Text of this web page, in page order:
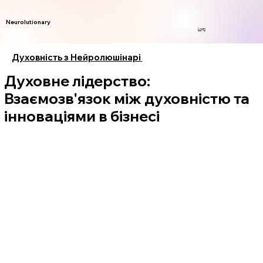
Neurolutionary
Login
Духовність з Нейролюшінарі
Духовне лідерство:
Взаємозв'язок між духовністю та
інноваціями в бізнесі